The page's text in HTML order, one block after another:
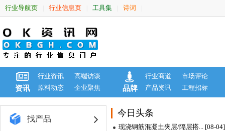
行业导航页 行业信息页 工具集 诗词
资讯
行业资讯
高端访谈
原料动态
企业聚焦 品牌
行业商道
市场评论
产品资讯
工程招标
找产品
今日头条
现浇钢筋混凝土夹层/隔层搭... [08-04]